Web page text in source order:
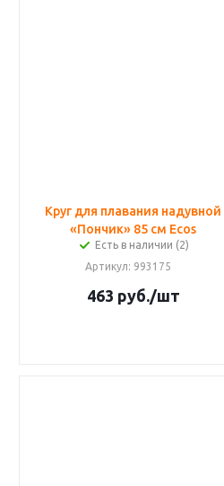
Круг для плавания надувной
«Пончик» 85 см Ecos
Есть в наличии (2)
Артикул: 993175
463 руб./шт